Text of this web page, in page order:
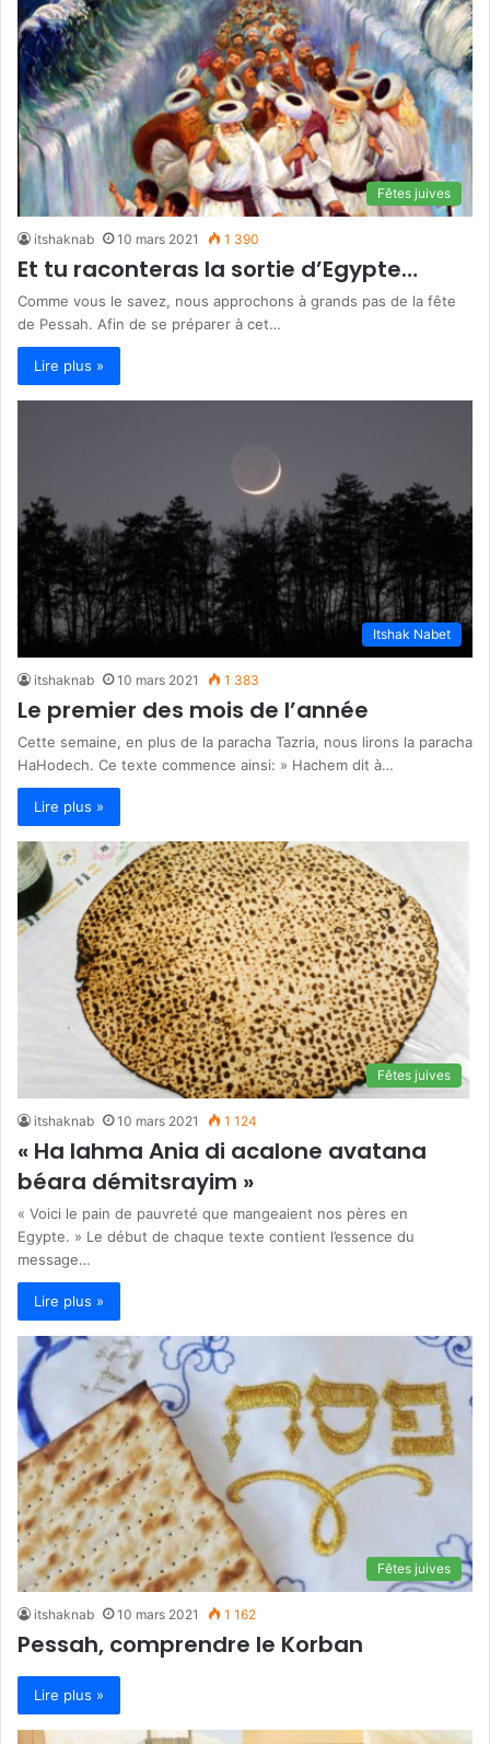
Fêtes juives
itshaknab 10 mars 2021 1 390
Et tu raconteras la sortie d’Egypte…
Comme vous le savez, nous approchons à grands pas de la fête
de Pessah. Afin de se préparer à cet…
Lire plus »
Itshak Nabet
itshaknab 10 mars 2021 1 383
Le premier des mois de l’année
Cette semaine, en plus de la paracha Tazria, nous lirons la paracha
HaHodech. Ce texte commence ainsi: » Hachem dit à…
Lire plus »
Fêtes juives
itshaknab 10 mars 2021 1 124
« Ha lahma Ania di acalone avatana
béara démitsrayim »
« Voici le pain de pauvreté que mangeaient nos pères en
Egypte. » Le début de chaque texte contient l’essence du
message…
Lire plus »
Fêtes juives
itshaknab 10 mars 2021 1 162
Pessah, comprendre le Korban
Lire plus »